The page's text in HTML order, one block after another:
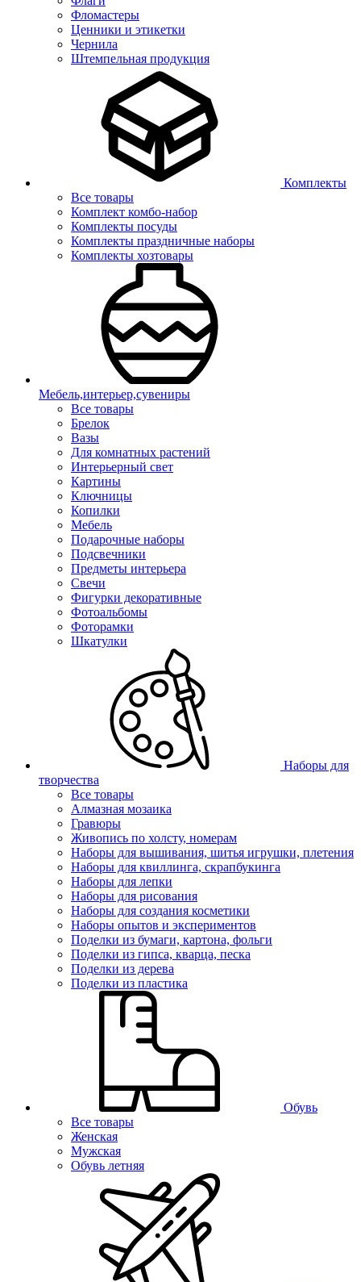
Фломастеры
Ценники и этикетки
Чернила
Штемпельная продукция
Комплекты
Все товары
Комплект комбо-набор
Комплекты посуды
Комплекты праздничные наборы
Комплекты хозтовары
Мебель,интерьер,сувениры
Все товары
Брелок
Вазы
Для комнатных растений
Интерьерный свет
Картины
Ключницы
Копилки
Мебель
Подарочные наборы
Подсвечники
Предметы интерьера
Свечи
Фигурки декоративные
Фотоальбомы
Фоторамки
Шкатулки
Наборы для
творчества
Все товары
Алмазная мозаика
Гравюры
Живопись по холсту, номерам
Наборы для вышивания, шитья игрушки, плетения
Наборы для квиллинга, скрапбукинга
Наборы для лепки
Наборы для рисования
Наборы для создания косметики
Наборы опытов и экспериментов
Поделки из бумаги, картона, фольги
Поделки из гипса, кварца, песка
Поделки из дерева
Поделки из пластика
Обувь
Все товары
Женская
Мужская
Обувь летняя